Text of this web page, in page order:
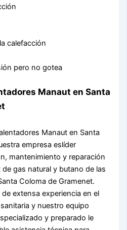
calefacción
pero no gotea
Manaut en Santa
Manaut en Santa
empresa eslíder
mantenimiento y reparación
gas natural y butano de las
Coloma de Gramenet.
extensa experiencia en el
y nuestro equipo
y preparado le